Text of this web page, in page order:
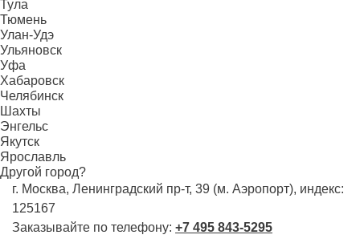
Тула
Тюмень
Улан-Удэ
Ульяновск
Уфа
Хабаровск
Челябинск
Шахты
Энгельс
Якутск
Ярославль
Другой город?
г. Москва, Ленинградский пр-т, 39 (м. Аэропорт), индекс:
125167
Заказывайте по телефону: +7 495 843-5295